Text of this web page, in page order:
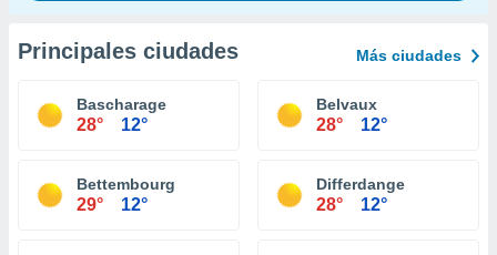
Principales ciudades Más ciudades
Bascharage
28° 12°
Belvaux
28° 12°
Bettembourg
29° 12°
Differdange
28° 12°